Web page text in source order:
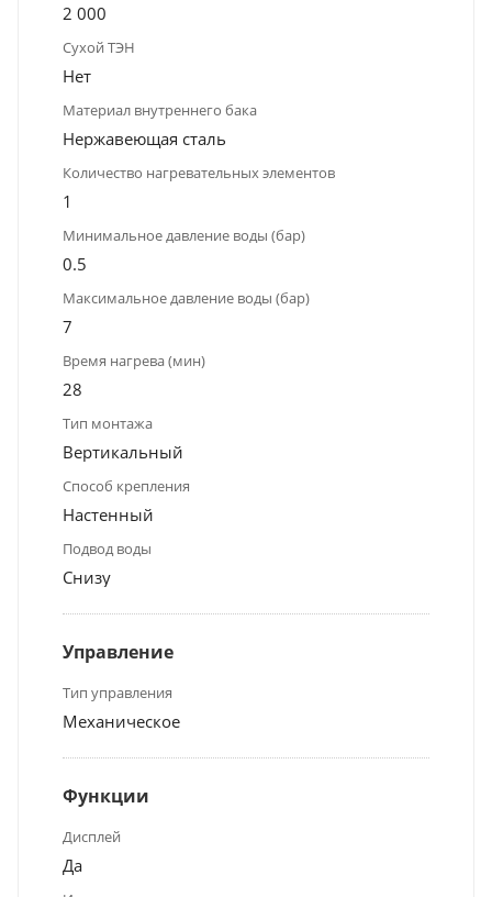
2 000
Сухой ТЭН
Нет
Материал внутреннего бака
Нержавеющая сталь
Количество нагревательных элементов
1
Минимальное давление воды (бар)
0.5
Максимальное давление воды (бар)
7
Время нагрева (мин)
28
Тип монтажа
Вертикальный
Способ крепления
Настенный
Подвод воды
Снизу
Управление
Тип управления
Механическое
Функции
Дисплей
Да